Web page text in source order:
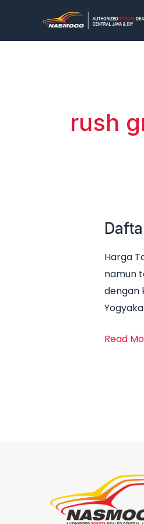
konten
rush
Harga
namun
dengan
Daftar
Toyota
Rush
2025
Semua
Read